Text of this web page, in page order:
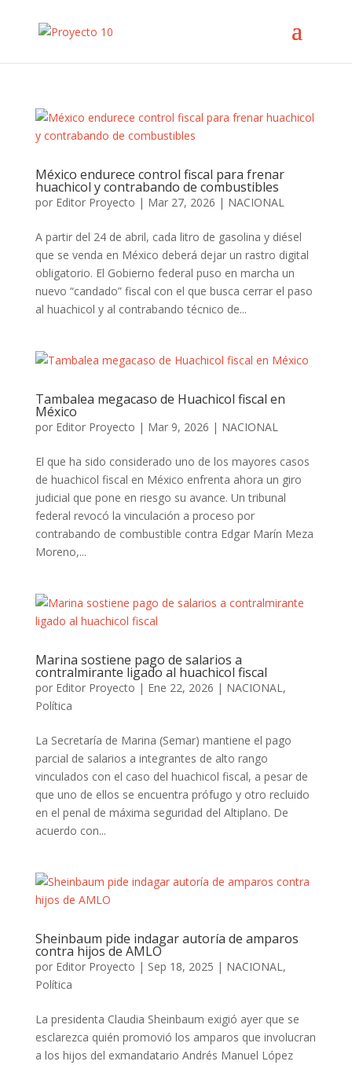
México endurece control fiscal para frenar
huachicol y contrabando de combustibles
por Editor Proyecto | Mar 27, 2026 | NACIONAL
A partir del 24 de abril, cada litro de gasolina y diésel
que se venda en México deberá dejar un rastro digital
obligatorio. El Gobierno federal puso en marcha un
nuevo “candado” fiscal con el que busca cerrar el paso
al huachicol y al contrabando técnico de...
Tambalea megacaso de Huachicol fiscal en
México
por Editor Proyecto | Mar 9, 2026 | NACIONAL
El que ha sido considerado uno de los mayores casos
de huachicol fiscal en México enfrenta ahora un giro
judicial que pone en riesgo su avance. Un tribunal
federal revocó la vinculación a proceso por
contrabando de combustible contra Edgar Marín Meza
Moreno,...
Marina sostiene pago de salarios a
contralmirante ligado al huachicol fiscal
por Editor Proyecto | Ene 22, 2026 | NACIONAL,
Política
La Secretaría de Marina (Semar) mantiene el pago
parcial de salarios a integrantes de alto rango
vinculados con el caso del huachicol fiscal, a pesar de
que uno de ellos se encuentra prófugo y otro recluido
en el penal de máxima seguridad del Altiplano. De
acuerdo con...
Sheinbaum pide indagar autoría de amparos
contra hijos de AMLO
por Editor Proyecto | Sep 18, 2025 | NACIONAL,
Política
La presidenta Claudia Sheinbaum exigió ayer que se
esclarezca quién promovió los amparos que involucran
a los hijos del exmandatario Andrés Manuel López